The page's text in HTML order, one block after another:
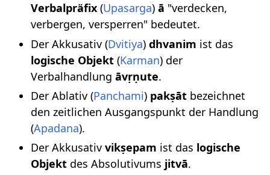
Verbalpräfix(Upasarga) ā "verdecken,
verbergen, versperren" bedeutet.
Der Akkusativ (Dvitiya) dhvanim ist das
logische Objekt(Karman) der
Verbalhandlung āvṛṇute.
Der Ablativ (Panchami) pakṣātbezeichnet
den zeitlichen Ausgangspunkt der Handlung
(Apadana).
Der Akkusativ vikṣepam ist das logische
Objektdes Absolutivums jitvā.